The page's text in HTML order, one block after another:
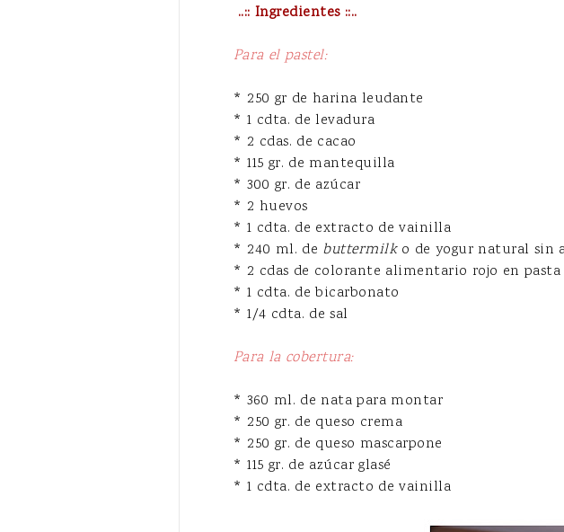
..:: Ingredientes ::..
Para el pastel:
* 250 gr de harina leudante
* 1 cdta. de levadura
* 2 cdas. de cacao
* 115 gr. de mantequilla
* 300 gr. de azúcar
* 2 huevos
* 1 cdta. de extracto de vainilla
* 240 ml. de buttermilko de yogur natural sin
* 2 cdas de colorante alimentario rojo en pasta
* 1 cdta. de bicarbonato
* 1/4 cdta. de sal
Para la cobertura:
* 360 ml. de nata para montar
* 250 gr. de queso crema
* 250 gr. de queso mascarpone
* 115 gr. de azúcar glasé
* 1 cdta. de extracto de vainilla